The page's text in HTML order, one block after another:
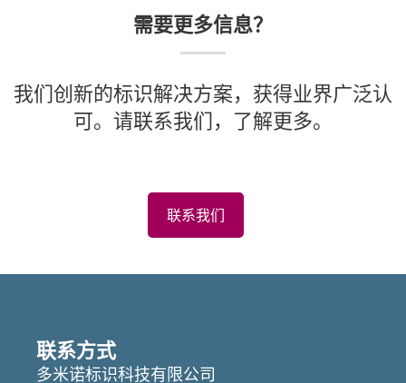
需要更多信息？
我们创新的标识解决方案，获得业界广泛认
可。请联系我们，了解更多。
联系我们
联系方式
多米诺标识科技有限公司